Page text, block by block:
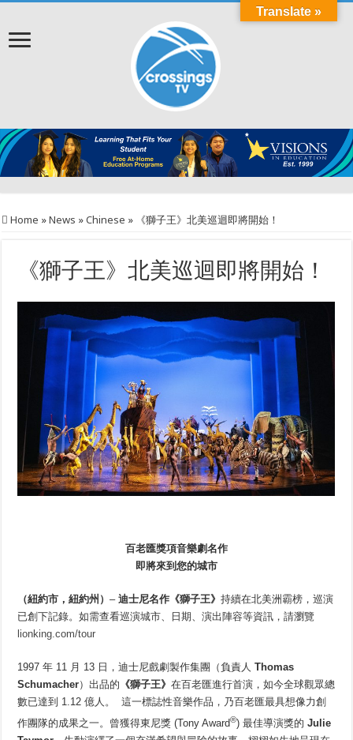
Home »News »Chinese » 《獅子王》北美巡迴即將開始！
《獅子王》北美巡迴即將開始！
百老匯獎項音樂劇名作
即將來到您的城市
（紐約市，紐約州）–迪士尼名作《獅子王》持續在北美洲霸榜，巡演
已創下記錄。如需查看巡演城市、日期、演出陣容等資訊，請瀏覽
lionking.com/tour
1997 年 11 月 13 日，迪士尼戲劇製作集團（負責人Thomas
Schumacher）出品的 《獅子王》在百老匯進行首演，如今全球觀眾總
數已達到 1.12 億人。 這一標誌性音樂作品，乃百老匯最具想像力創
作團隊的成果之一。曾獲得東尼獎 (Tony Award®) 最佳導演獎的Julie
Translate »